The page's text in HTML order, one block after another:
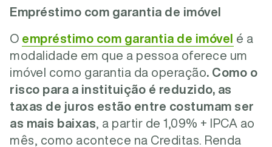
Empréstimo com garantia de imóvel
O empréstimo com garantia de imóvel é a
modalidade em que a pessoa oferece um
imóvel como garantia da operação. Como o
risco para a instituição é reduzido, as
taxas de juros estão entre costumam ser
as mais baixas , a partir de 1,09% + IPCA ao
mês, como acontece na Creditas. Renda